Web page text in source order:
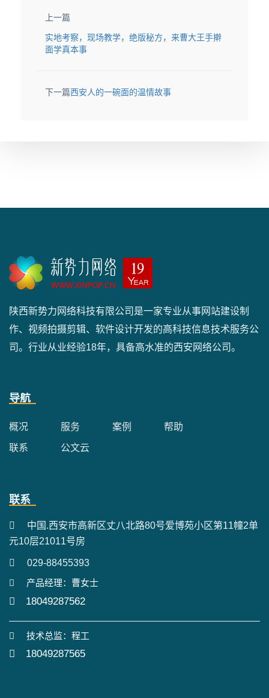
上一篇
实地考察，现场教学，绝版秘方，来曹大王手擀
面学真本事
下一篇西安人的一碗面的温情故事
陕西新势力网络科技有限公司是一家专业从事网站建设制
作、视频拍摄剪辑、软件设计开发的高科技信息技术服务公
司。行业从业经验18年，具备高水准的西安网络公司。
导航
概况 服务 案例 帮助
联系 公文云
联系
中国.西安市高新区丈八北路80号爱博苑小区第11幢2单
元10层21011号房
029-88455393
产品经理：曹女士
18049287562
技术总监：程工
18049287565